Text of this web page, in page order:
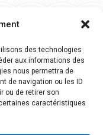
des technologies
aux informations des
nous permettra de
de navigation ou les ID
ou de retirer son
caractéristiques
themes
-
Mentions légales